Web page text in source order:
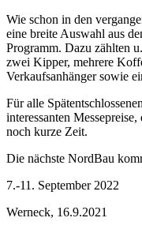
Wie schon in den
eine breite Auswahl aus
Programm. Dazu zählten
zwei Kipper, mehrere
Verkaufsanhänger sowie
Für alle
interessanten
noch kurze Zeit.
Die nächste NordBau
7.-11. September 2022
Werneck, 16.9.2021